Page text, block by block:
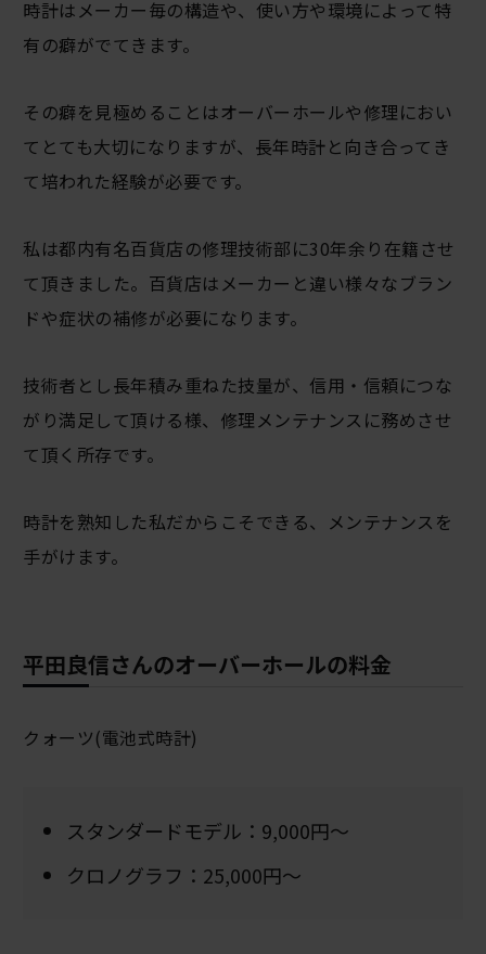
時計はメーカー毎の構造や、使い方や環境によって特
有の癖がでてきます。
その癖を見極めることはオーバーホールや修理におい
てとても大切になりますが、長年時計と向き合ってき
て培われた経験が必要です。
私は都内有名百貨店の修理技術部に30年余り在籍させ
て頂きました。百貨店はメーカーと違い様々なブラン
ドや症状の補修が必要になります。
技術者とし長年積み重ねた技量が、信用・信頼につな
がり満足して頂ける様、修理メンテナンスに務めさせ
て頂く所存です。
時計を熟知した私だからこそできる、メンテナンスを
手がけます。
平田良信さんのオーバーホールの料金
クォーツ(電池式時計)
スタンダードモデル：9,000円～
クロノグラフ：25,000円～